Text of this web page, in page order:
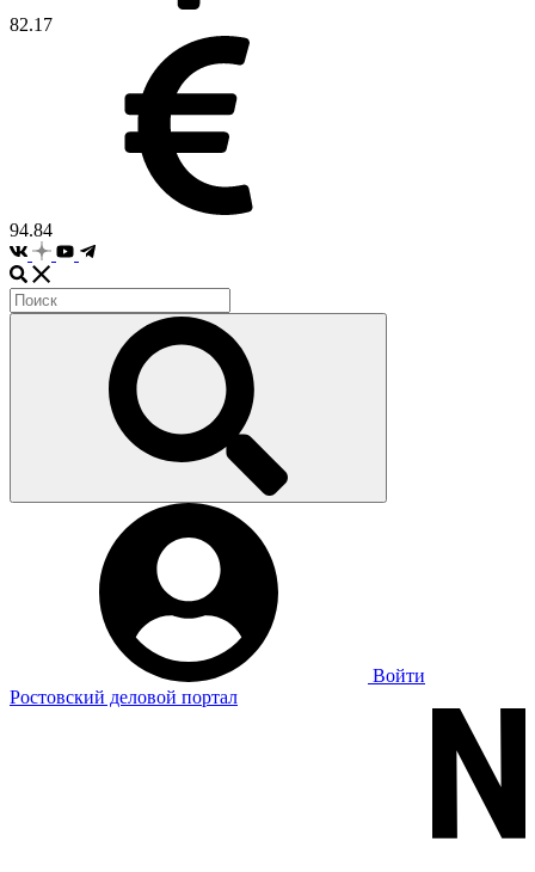
82.17
94.84
Войти
Ростовский деловой портал